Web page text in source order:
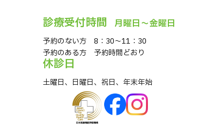
診療受付時間 ⽉曜⽇〜⾦曜⽇
予約のない⽅ 8：30〜11：30
予約のある⽅ 予約時間どおり
休診⽇
⼟曜⽇、⽇曜⽇、祝⽇、年末年始